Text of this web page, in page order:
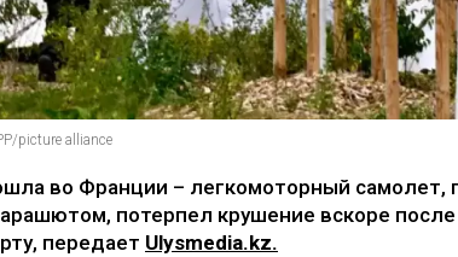
picture alliance
во Франции – легкомоторный самолет,
потерпел крушение вскоре после
передает Ulysmedia.kz.